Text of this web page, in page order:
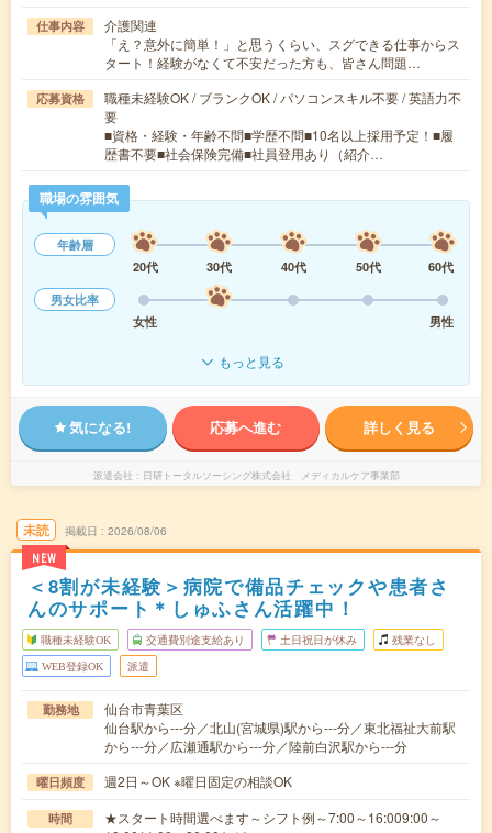
仕事内容
介護関連
「え？意外に簡単！」と思うくらい、スグできる仕事からス
タート！経験がなくて不安だった方も、皆さん問題…
応募資格
職種未経験OK / ブランクOK / パソコンスキル不要 / 英語力不
要
■資格・経験・年齢不問■学歴不問■10名以上採用予定！■履
歴書不要■社会保険完備■社員登用あり（紹介…
職場の雰囲気
年齢層
20代
30代 40代 50代
60代
男女比率
女性
男性
もっと見る
気になる! 応募へ進む 詳しく見る
派遣会社 日研トータルソーシング株式会社 メディカルケア事業部
未読
NEW
掲載日 2026/08/06
＜8割が未経験＞病院で備品チェックや患者さ
んのサポート＊しゅふさん活躍中！
職種未経験OK 交通費別途支給あり 土日祝日が休み 残業なし
WEB登録OK 派遣
勤務地
仙台市青葉区
仙台駅から---分／北山(宮城県)駅から---分／東北福祉大前駅
から---分／広瀬通駅から---分／陸前白沢駅から---分
曜日頻度 週2日～OK ※曜日固定の相談OK
時間
★スタート時間選べます～シフト例～7:00～16:009:00～